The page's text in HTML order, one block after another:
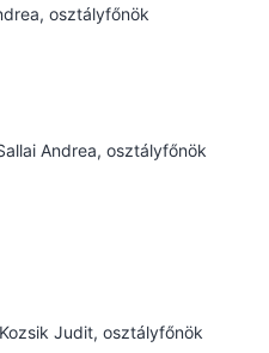
osztályfőnök
Andrea, osztályfőnök
Judit, osztályfőnök